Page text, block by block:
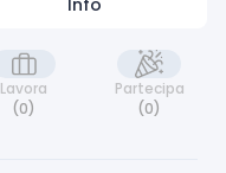
Lavora
(0)
Partecipa
(0)